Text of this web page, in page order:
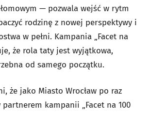
— pozwala wejść w rytm
rodzinę z nowej perspektywy i
w pełni. Kampania „Facet na
że rola taty jest wyjątkowa,
od samego początku.
że jako Miasto Wrocław po raz
kampanii „Facet na 100